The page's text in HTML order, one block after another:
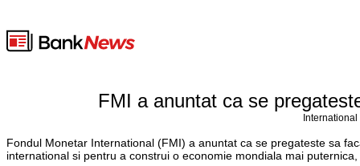
FMI a anuntat ca se
Fondul Monetar International (FMI) a anuntat ca se pregateste sa
international si pentru a construi o economie mondiala mai puternica,